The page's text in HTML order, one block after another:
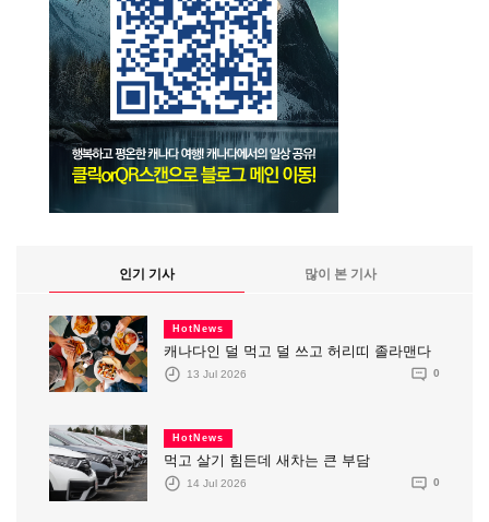
인기 기사 많이 본 기사
HotNews
캐나다인 덜 먹고 덜 쓰고 허리띠 졸라맨다
13 Jul 2026 0
HotNews
먹고 살기 힘든데 새차는 큰 부담
14 Jul 2026 0